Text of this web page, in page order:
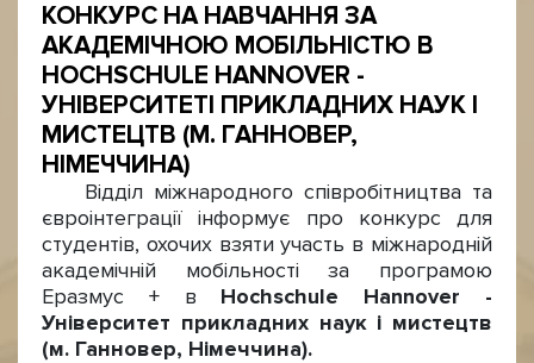
КОНКУРС НА НАВЧАННЯ ЗА
АКАДЕМІЧНОЮ МОБІЛЬНІСТЮ В
HOCHSCHULE HANNOVER -
УНІВЕРСИТЕТІ ПРИКЛАДНИХ НАУК І
МИСТЕЦТВ (М. ГАННОВЕР,
НІМЕЧЧИНА)
Відділ міжнародного співробітництва та
євроінтеграції інформує про конкурс для
студентів, охочих взяти участь в міжнародній
академічній мобільності за програмою
Еразмус + в Hochschule Hannover -
Університет прикладних наук і мистецтв
(м. Ганновер, Німеччина).